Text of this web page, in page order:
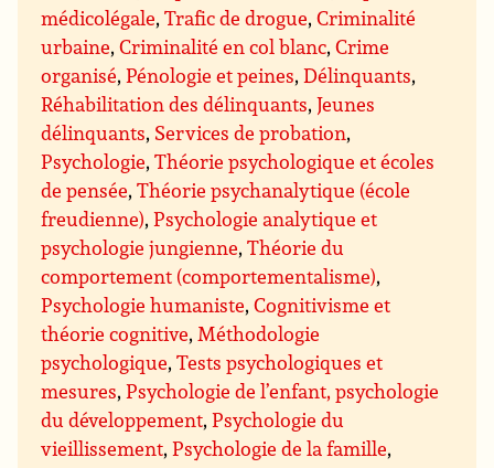
médicolégale,Trafic de drogue,Criminalité
urbaine,Criminalité en col blanc,Crime
organisé,Pénologie et peines,Délinquants,
Réhabilitation des délinquants,Jeunes
délinquants, Services de probation,
Psychologie,Théorie psychologique et écoles
de pensée,Théorie psychanalytique (école
freudienne),Psychologie analytique et
psychologie jungienne,Théorie du
comportement (comportementalisme),
Psychologie humaniste,Cognitivisme et
théorie cognitive,Méthodologie
psychologique,Tests psychologiques et
mesures,Psychologie de l’enfant, psychologie
du développement,Psychologie du
vieillissement,Psychologie de la famille,